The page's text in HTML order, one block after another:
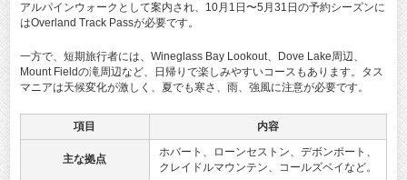
アルパインウォークとして案内され、10月1日〜5月31日の予約シーズンに
はOverland Track Passが必要です。
一方で、短期旅行者には、Wineglass Bay Lookout、Dove Lake周辺、
Mount Fieldの滝周辺など、日帰りで楽しみやすいコースもあります。タス
マニアは天候変化が激しく、夏でも寒さ、雨、強風に注意が必要です。
項目 内容
主な拠点
ホバート、ローンセストン、デボンポート、
クレイドルマウンテン、コールズベイなど。